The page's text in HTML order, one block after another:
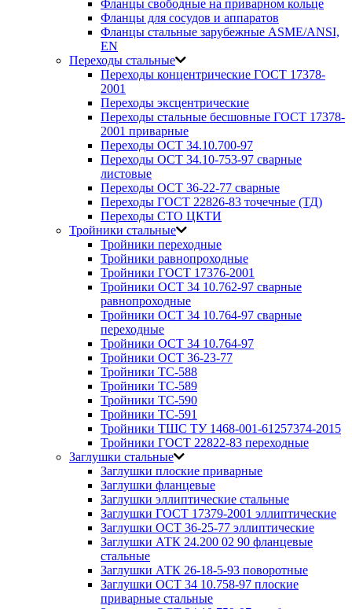
Фланцы свободные на приварном кольце
Фланцы для сосудов и аппаратов
Фланцы стальные зарубежные ASME/ANSI,
EN
Переходы стальные
Переходы концентрические ГОСТ 17378-
2001
Переходы эксцентрические
Переходы стальные бесшовные ГОСТ 17378-
2001 приварные
Переходы ОСТ 34.10.700-97
Переходы ОСТ 34.10-753-97 сварные
листовые
Переходы ОСТ 36-22-77 сварные
Переходы ГОСТ 22826-83 точечные (ТД)
Переходы СТО ЦКТИ
Тройники стальные
Тройники переходные
Тройники равнопроходные
Тройники ГОСТ 17376-2001
Тройники ОСТ 34 10.762-97 сварные
равнопроходные
Тройники ОСТ 34 10.764-97 сварные
переходные
Тройники ОСТ 34 10.764-97
Тройники ОСТ 36-23-77
Тройники ТС-588
Тройники ТС-589
Тройники ТС-590
Тройники ТС-591
Тройники ТШС ТУ 1468-001-61257374-2015
Тройники ГОСТ 22822-83 переходные
Заглушки стальные
Заглушки плоские приварные
Заглушки фланцевые
Заглушки эллиптические стальные
Заглушки ГОСТ 17379-2001 эллиптические
Заглушки ОСТ 36-25-77 эллиптические
Заглушки АТК 24.200 02 90 фланцевые
стальные
Заглушки АТК 26-18-5-93 поворотные
Заглушки ОСТ 34 10.758-97 плоские
приварные стальные